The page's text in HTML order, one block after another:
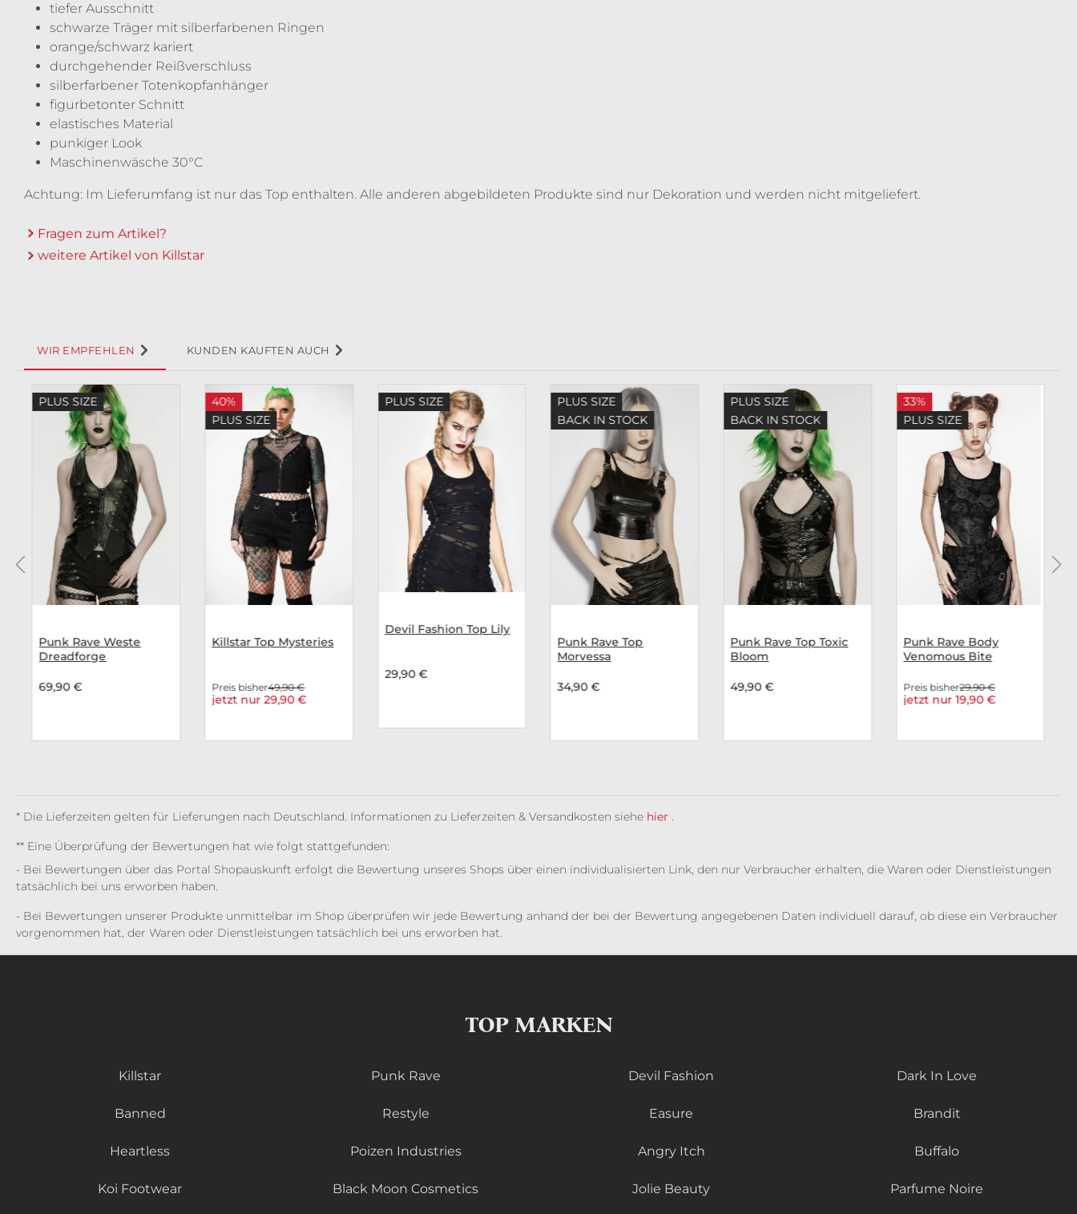
tiefer Ausschnitt
schwarze Träger mit silberfarbenen Ringen
orange/schwarz kariert
durchgehender Reißverschluss
silberfarbener Totenkopfanhänger
figurbetonter Schnitt
elastisches Material
punkiger Look
Maschinenwäsche 30°C
Achtung: Im Lieferumfang ist nur das Top enthalten. Alle anderen abgebildeten Produkte sind nur Dekoration und werden nicht mitgeliefert.
Fragen zum Artikel?
weitere Artikel von Killstar
WIR EMPFEHLEN KUNDEN KAUFTEN AUCH
Produktgalerie überspringen
PLUS SIZE
Punk Rave Weste
Dreadforge
69,90 €
40%
PLUS SIZE
Killstar Top Mysteries
Preis bisher49,90 €
jetzt nur 29,90 €
PLUS SIZE
Devil Fashion Top Lily
29,90 €
PLUS SIZE
BACK IN STOCK
Punk Rave Top
Morvessa
34,90 €
PLUS SIZE
BACK IN STOCK
Punk Rave Top Toxic
Bloom
49,90 €
33%
PLUS SIZE
Punk Rave Body
Venomous Bite
Preis bisher29,90 €
jetzt nur 19,90 €
* Die Lieferzeiten gelten für Lieferungen nach Deutschland. Informationen zu Lieferzeiten & Versandkosten siehe hier .
** Eine Überprüfung der Bewertungen hat wie folgt stattgefunden:
- Bei Bewertungen über das Portal Shopauskunft erfolgt die Bewertung unseres Shops über einen individualisierten Link, den nur Verbraucher erhalten, die Waren oder Dienstleistungen
tatsächlich bei uns erworben haben.
- Bei Bewertungen unserer Produkte unmittelbar im Shop überprüfen wir jede Bewertung anhand der bei der Bewertung angegebenen Daten individuell darauf, ob diese ein Verbraucher
vorgenommen hat, der Waren oder Dienstleistungen tatsächlich bei uns erworben hat.
TOP MARKEN
Killstar Punk Rave Devil Fashion Dark In Love
Banned Restyle Easure Brandit
Heartless Poizen Industries Angry Itch Buffalo
Koi Footwear Black Moon Cosmetics Jolie Beauty Parfume Noire